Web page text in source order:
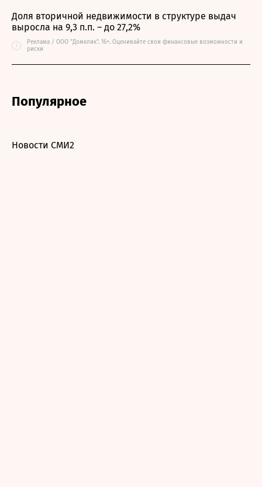
Доля вторичной недвижимости в структуре выдач
выросла на 9,3 п.п. – до 27,2%
i
Реклама / ООО "Домклик". 16+. Оценивайте свои финансовые возможности и
риски
Популярное
Новости СМИ2